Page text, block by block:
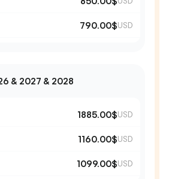
790.00$USD
& 2027 & 2028
1885.00$USD
1160.00$USD
1099.00$USD